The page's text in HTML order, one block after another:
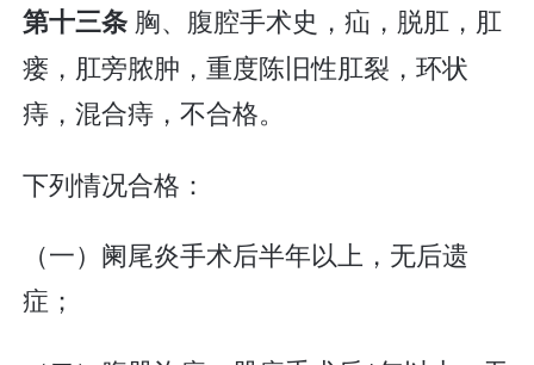
第十三条 胸、腹腔手术史，疝，脱肛，肛
瘘，肛旁脓肿，重度陈旧性肛裂，环状
痔，混合痔，不合格。
下列情况合格：
（一）阑尾炎手术后半年以上，无后遗
症；